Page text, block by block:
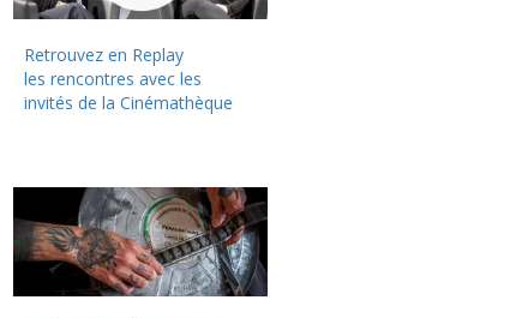
Retrouvez en Replay
les rencontres avec les
invités de la Cinémathèque